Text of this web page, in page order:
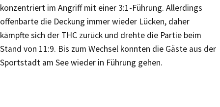
konzentriert im Angriff mit einer 3:1-Führung. Allerdings
offenbarte die Deckung immer wieder Lücken, daher
kämpfte sich der THC zurück und drehte die Partie beim
Stand von 11:9. Bis zum Wechsel konnten die Gäste aus der
Sportstadt am See wieder in Führung gehen.